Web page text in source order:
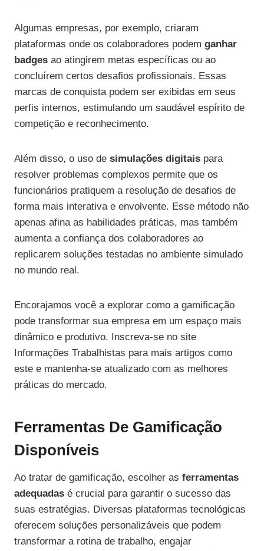
Algumas empresas, por exemplo, criaram
plataformas onde os colaboradores podem ganhar
badges ao atingirem metas específicas ou ao
concluírem certos desafios profissionais. Essas
marcas de conquista podem ser exibidas em seus
perfis internos, estimulando um saudável espírito de
competição e reconhecimento.
Além disso, o uso de simulações digitais para
resolver problemas complexos permite que os
funcionários pratiquem a resolução de desafios de
forma mais interativa e envolvente. Esse método não
apenas afina as habilidades práticas, mas também
aumenta a confiança dos colaboradores ao
replicarem soluções testadas no ambiente simulado
no mundo real.
Encorajamos você a explorar como a gamificação
pode transformar sua empresa em um espaço mais
dinâmico e produtivo. Inscreva-se no site
Informações Trabalhistas para mais artigos como
este e mantenha-se atualizado com as melhores
práticas do mercado.
Ferramentas De Gamificação
Disponíveis
Ao tratar de gamificação, escolher as ferramentas
adequadas é crucial para garantir o sucesso das
suas estratégias. Diversas plataformas tecnológicas
oferecem soluções personalizáveis que podem
transformar a rotina de trabalho, engajar